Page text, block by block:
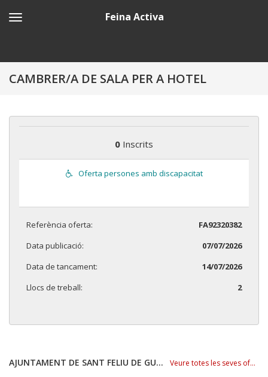
Feina Activa
CAMBRER/A DE SALA PER A HOTEL
0 Inscrits
Oferta persones amb discapacitat
Referència oferta:
FA92320382
Data publicació:
07/07/2026
Data de tancament:
14/07/2026
Llocs de treball:
2
AJUNTAMENT DE SANT FELIU DE GUÍXOLS Veure totes les seves ofertes